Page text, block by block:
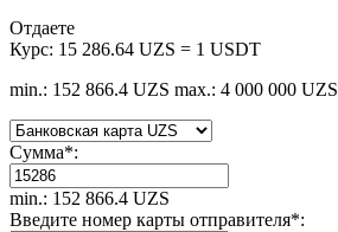
Отдаете
Курс: 15 286.64 UZS = 1 USDT
min.: 152 866.4 UZS max.: 4 000 000 UZS
Сумма*:
min.: 152 866.4 UZS
Введите номер карты отправителя*: